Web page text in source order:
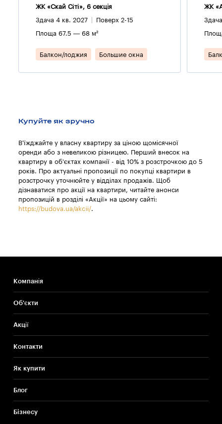
ЖК «Скай Сіті», 6 секцiя
Здача 4 кв. 2027 Поверх 2-15
Площа 67.5 — 68 м²
Балкон/лоджия Большие окна
ЖК
Купуйте як зручно
В'їжджайте у власну квартиру за ціною щомісячної
оренди або з невеликою різницею. Перший внесок на
квартиру в об'єктах компанії - від 10% з розстрочкою до 5
років. Про актуальні пропозиції по покупці квартири в
розстрочку уточнюйте у відділах продажів. Щоб
дізнаватися про акції на квартири, читайте анонси
пропозицій в розділі «Акції» на цьому сайті:
https://budova.ua/akcii/.
Компанія
Об'єкти
Акції
Контакти
Як купити
Блог
Бiзнесу